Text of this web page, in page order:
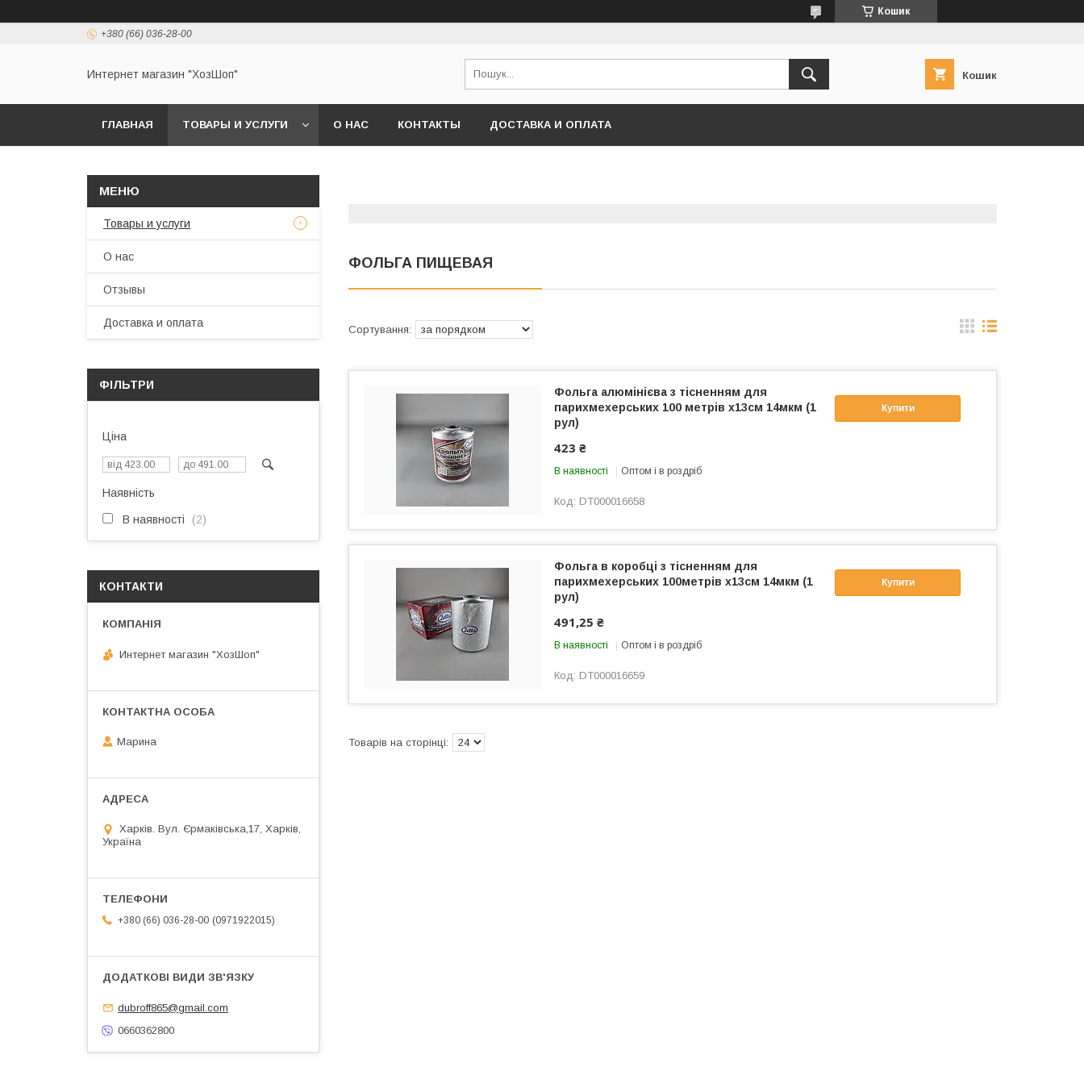
Кошик
+380 (66) 036-28-00
Интернет магазин "ХозШоп" Кошик
ГЛАВНАЯ ТОВАРЫ И УСЛУГИ О НАС КОНТАКТЫ ДОСТАВКА И ОПЛАТА
ФОЛЬГА ПИЩЕВАЯ
Купити
Фольга алюмінієва з тісненням для
парихмехерських 100 метрів х13см 14мкм (1
рул)
423 ₴
В наявності Оптом і в роздріб
DT000016658
Купити
Фольга в коробці з тісненням для
парихмехерських 100метрів х13см 14мкм (1
рул)
491,25 ₴
В наявності Оптом і в роздріб
DT000016659
Товары и услуги
О нас
Отзывы
Доставка и оплата
ФІЛЬТРИ
Ціна
Наявність
В наявності 2
КОНТАКТИ
Интернет магазин "ХозШоп"
Марина
Харків. Вул. Єрмаківська,17, Харків,
Україна
+380 (66) 036-28-00 0971922015
dubroff865@gmail.com
0660362800